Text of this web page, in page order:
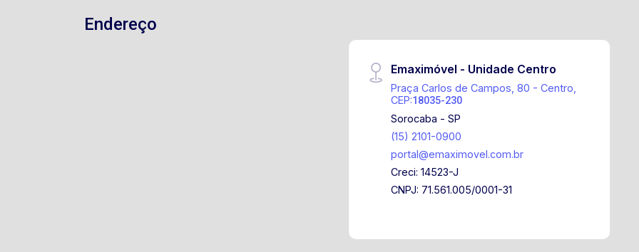
Endereço
Emaximóvel - Unidade Centro
Praça Carlos de Campos, 80 - Centro,
CEP:18035-230
Sorocaba - SP
(15) 2101-0900
portal@emaximovel.com.br
Creci: 14523-J
CNPJ: 71.561.005/0001-31